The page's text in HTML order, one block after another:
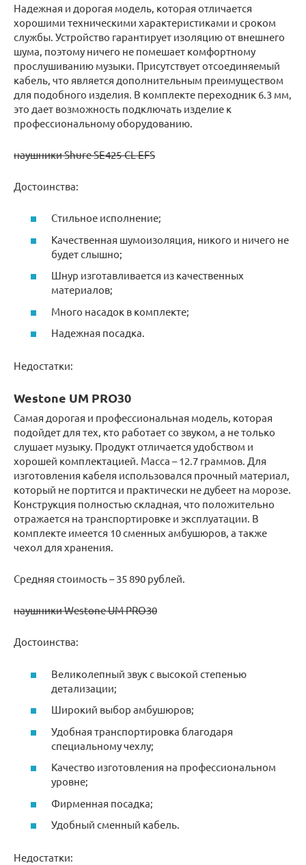
Надежная и дорогая модель, которая отличается
хорошими техническими характеристиками и сроком
службы. Устройство гарантирует изоляцию от внешнего
шума, поэтому ничего не помешает комфортному
прослушиванию музыки. Присутствует отсоединяемый
кабель, что является дополнительным преимуществом
для подобного изделия. В комплекте переходник 6.3 мм,
это дает возможность подключать изделие к
профессиональному оборудованию.
наушники Shure SE425-CL-EFS
Достоинства:
Стильное исполнение;
Качественная шумоизоляция, никого и ничего не
будет слышно;
Шнур изготавливается из качественных
материалов;
Много насадок в комплекте;
Надежная посадка.
Недостатки:
Westone UM PRO30
Самая дорогая и профессиональная модель, которая
подойдет для тех, кто работает со звуком, а не только
слушает музыку. Продукт отличается удобством и
хорошей комплектацией. Масса – 12.7 граммов. Для
изготовления кабеля использовался прочный материал,
который не портится и практически не дубеет на морозе.
Конструкция полностью складная, что положительно
отражается на транспортировке и эксплуатации. В
комплекте имеется 10 сменных амбушюров, а также
чехол для хранения.
Средняя стоимость – 35 890 рублей.
наушники Westone UM PRO30
Достоинства:
Великолепный звук с высокой степенью
детализации;
Широкий выбор амбушюров;
Удобная транспортировка благодаря
специальному чехлу;
Качество изготовления на профессиональном
уровне;
Фирменная посадка;
Удобный сменный кабель.
Недостатки: